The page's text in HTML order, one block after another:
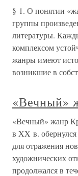
§ 1. О понятии
группы
литературы.
комплексом
жанры имеют
возникшие в
«Вечный»
«Вечный» жанр
в XX в.
для отражения
художнических
продолжался в